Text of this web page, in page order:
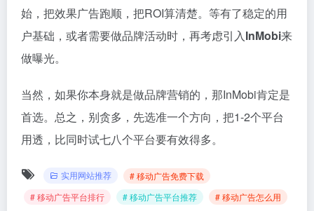
始，把效果广告跑顺，把ROI算清楚。等有了稳定的用
户基础，或者需要做品牌活动时，再考虑引入InMobi来
做曝光。
当然，如果你本身就是做品牌营销的，那InMobi肯定是
首选。总之，别贪多，先选准一个方向，把1-2个平台
用透，比同时试七八个平台要有效得多。
实用网站推荐
# 移动广告免费下载
# 移动广告平台排行
# 移动广告平台推荐 # 移动广告怎么用